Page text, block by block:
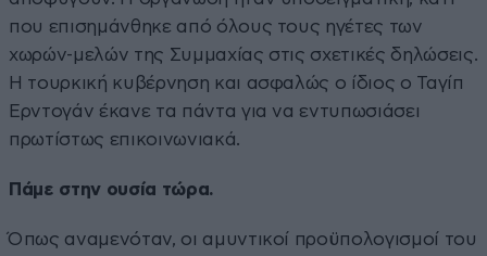
που επισημάνθηκε από όλους τους ηγέτες των
χωρών-μελών της Συμμαχίας στις σχετικές δηλώσεις.
Η τουρκική κυβέρνηση και ασφαλώς ο ίδιος ο Ταγίπ
Ερντογάν έκανε τα πάντα για να εντυπωσιάσει
πρωτίστως επικοινωνιακά.
Πάμε στην ουσία τώρα.
Όπως αναμενόταν, οι αμυντικοί προϋπολογισμοί του